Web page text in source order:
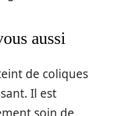
aussi
de coliques
Il est